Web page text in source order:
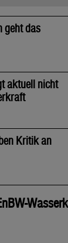
geht das
aktuell nicht
Kritik an